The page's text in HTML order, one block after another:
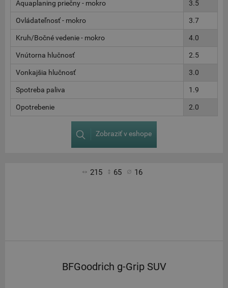
Aquaplaning priečny - mokro 3.5
Ovládateľnosť - mokro 3.7
Kruh/Bočné vedenie - mokro 4.0
Vnútorna hlučnosť 2.5
Vonkajšia hlučnosť 3.0
Spotreba paliva 1.9
Opotrebenie 2.0
Zobraziť v eshope
215 65 16
BFGoodrich g-Grip SUV